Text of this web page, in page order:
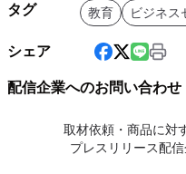
タグ 教育 ビジネス
シェア
配信企業へのお問い合わせ
取材依頼・商品に対
プレスリリース配